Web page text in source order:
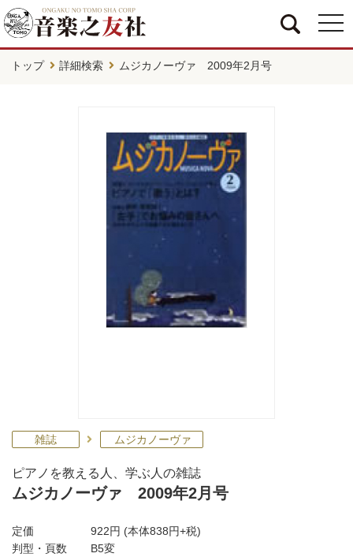
トップ 詳細検索 ムジカノーヴァ 2009年2月号
雑誌 ムジカノーヴァ
ピアノを教える人、学ぶ人の雑誌
ムジカノーヴァ 2009年2月号
定価 922円 (本体838円+税)
判型・頁数
B5変